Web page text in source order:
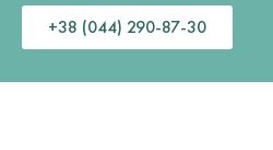
+38 (044) 290-87-30